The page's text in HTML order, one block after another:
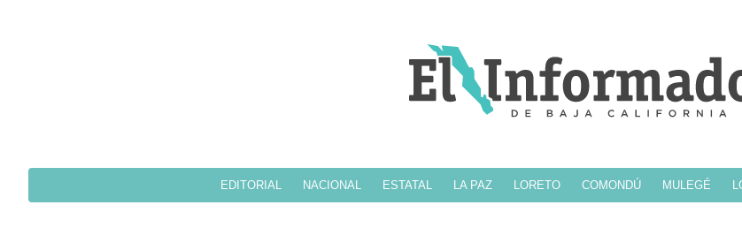
EDITORIAL NACIONAL ESTATAL LA PAZ LORETO COMONDÚ MULEGÉ